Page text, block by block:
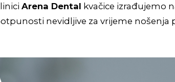
Arena Dental kvačice izrađujemo
nevidljive za vrijeme nošenja